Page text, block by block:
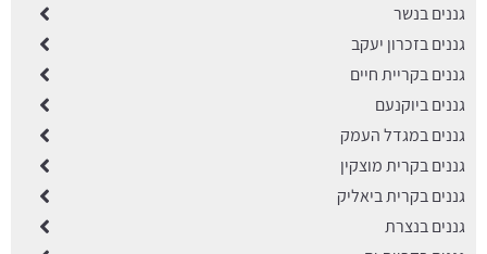
גננים בנשר
גננים בזכרון יעקב
גננים בקריית חיים
גננים ביוקנעם
גננים במגדל העמק
גננים בקרית מוצקין
גננים בקרית ביאליק
גננים בנצרת